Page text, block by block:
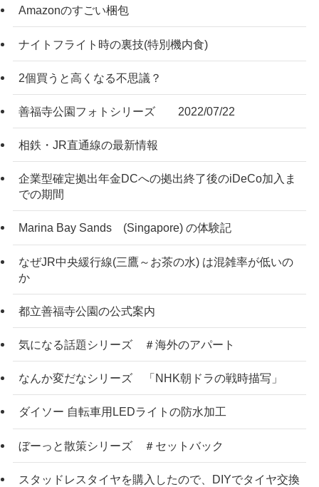
Amazonのすごい梱包
ナイトフライト時の裏技(特別機内食)
2個買うと高くなる不思議？
善福寺公園フォトシリーズ 2022/07/22
相鉄・JR直通線の最新情報
企業型確定拠出年金DCへの拠出終了後のiDeCo加入ま
での期間
Marina Bay Sands (Singapore) の体験記
なぜJR中央緩行線(三鷹～お茶の水) は混雑率が低いの
か
都立善福寺公園の公式案内
気になる話題シリーズ ＃海外のアパート
なんか変だなシリーズ 「NHK朝ドラの戦時描写」
ダイソー 自転車用LEDライトの防水加工
ぼーっと散策シリーズ ＃セットバック
スタッドレスタイヤを購入したので、DIYでタイヤ交換